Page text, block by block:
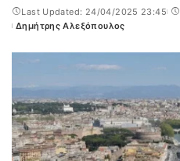
Last Updated: 24/04/2025 23:45
Posted
Δημήτρης Αλεξόπουλος